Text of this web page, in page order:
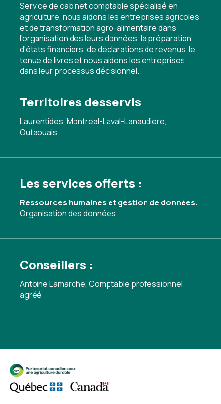
Service de cabinet comptable spécialisé en
agriculture, nous aidons les entreprises agricoles
et de transformation agro-alimentaire dans
l'organisation des leurs données, la préparation
d'états financiers, de déclarations de revenus, le
tenue de livres et nous aidons les entreprises
dans leur processus décisionnel.
Territoires desservis
Laurentides, Montréal-Laval-Lanaudière,
Outaouais
Les services offerts :
Ressources humaines et gestion de données:
Organisation des données
Conseillers :
Antoine Lamarche, Comptable professionnel
agréé